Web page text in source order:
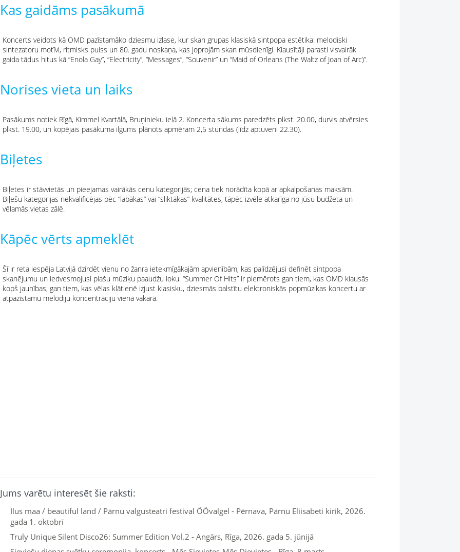
Kas gaidāms pasākumā
Koncerts veidots kā OMD pazīstamāko dziesmu izlase, kur skan grupas klasiskā sintpopa estētika: melodiski
sintezatoru motīvi, ritmisks pulss un 80. gadu noskaņa, kas joprojām skan mūsdienīgi. Klausītāji parasti visvairāk
gaida tādus hitus kā “Enola Gay”, “Electricity”, “Messages”, “Souvenir” un “Maid of Orleans (The Waltz of Joan of Arc)”.
Norises vieta un laiks
Pasākums notiek Rīgā, Kimmel Kvartālā, Bruņinieku ielā 2. Koncerta sākums paredzēts plkst. 20.00, durvis atvērsies
plkst. 19.00, un kopējais pasākuma ilgums plānots apmēram 2,5 stundas (līdz aptuveni 22.30).
Biļetes
Biļetes ir stāvvietās un pieejamas vairākās cenu kategorijās; cena tiek norādīta kopā ar apkalpošanas maksām.
Biļešu kategorijas nekvalificējas pēc “labākas” vai “sliktākas” kvalitātes, tāpēc izvēle atkarīga no jūsu budžeta un
vēlamās vietas zālē.
Kāpēc vērts apmeklēt
Šī ir reta iespēja Latvijā dzirdēt vienu no žanra ietekmīgākajām apvienībām, kas palīdzējusi definēt sintpopa
skanējumu un iedvesmojusi plašu mūziķu paaudžu loku. “Summer Of Hits” ir piemērots gan tiem, kas OMD klausās
kopš jaunības, gan tiem, kas vēlas klātienē izjust klasisku, dziesmās balstītu elektroniskās popmūzikas koncertu ar
atpazīstamu melodiju koncentrāciju vienā vakarā.
Jums varētu interesēt šie raksti:
Ilus maa / beautiful land / Pärnu valgusteatri festival ÖÖvalgel - Pērnava, Pärnu Eliisabeti kirik, 2026.
gada 1. oktobrī
Truly Unique Silent Disco26: Summer Edition Vol.2 - Angārs, Rīga, 2026. gada 5. jūnijā